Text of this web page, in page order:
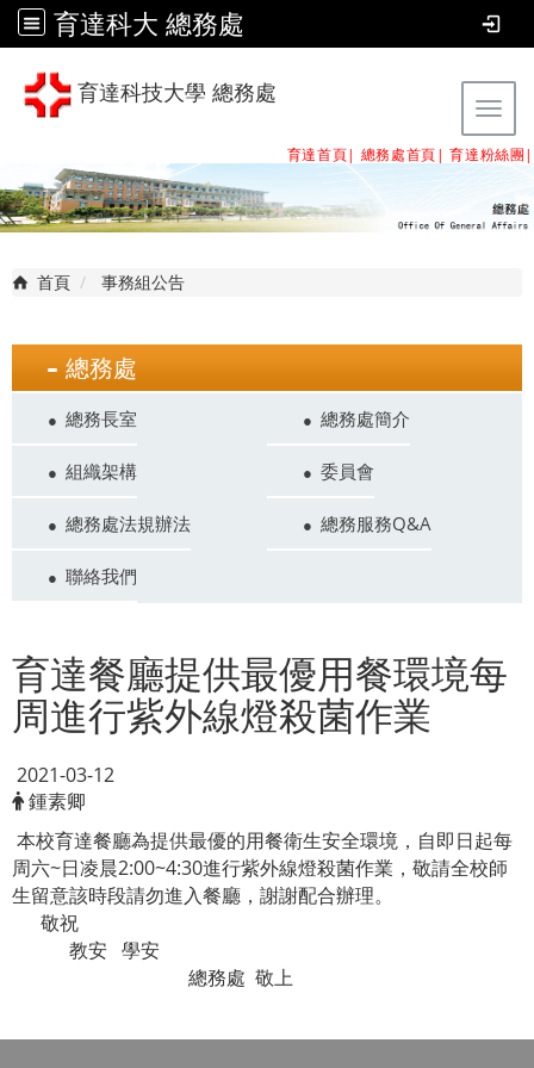
育達科大 總務處
育達科技大學 總務處
育達首頁| 總務處首頁| 育達粉絲團|
首頁 事務組公告
總務處
總務長室 總務處簡介
組織架構 委員會
總務處法規辦法 總務服務Q&A
聯絡我們
育達餐廳提供最優用餐環境每
周進行紫外線燈殺菌作業
2021-03-12
鍾素卿
本校育達餐廳為提供最優的用餐衛生安全環境，自即日起每
周六~日凌晨2:00~4:30進行紫外線燈殺菌作業，敬請全校師
生留意該時段請勿進入餐廳，謝謝配合辦理。
敬祝
教安 學安
總務處 敬上